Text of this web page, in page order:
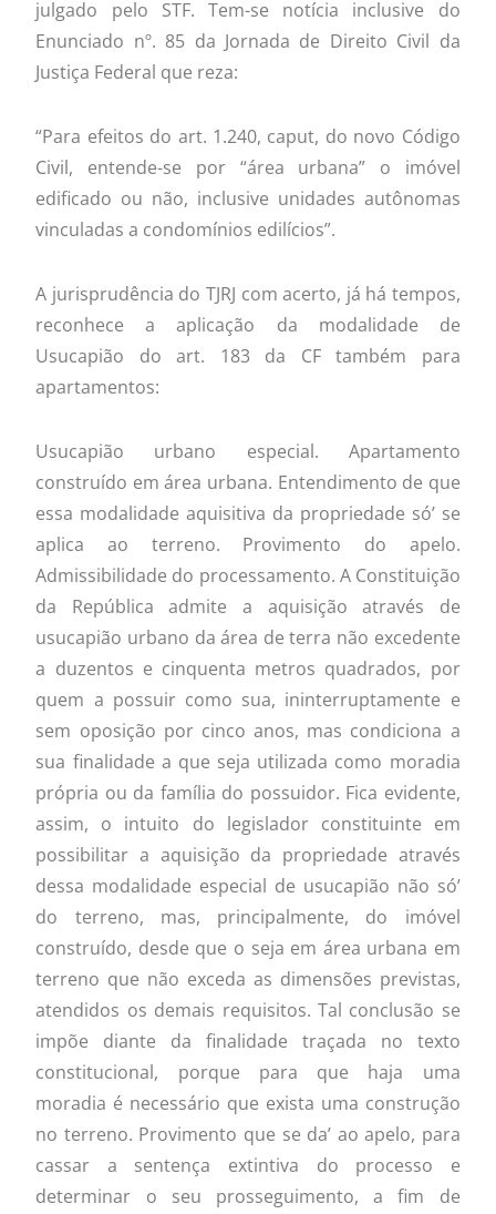
julgado pelo STF. Tem-se notícia inclusive do
Enunciado nº. 85 da Jornada de Direito Civil da
Justiça Federal que reza:
“Para efeitos do art. 1.240, caput, do novo Código
Civil, entende-se por “área urbana” o imóvel
edificado ou não, inclusive unidades autônomas
vinculadas a condomínios edilícios”.
A jurisprudência do TJRJ com acerto, já há tempos,
reconhece a aplicação da modalidade de
Usucapião do art. 183 da CF também para
apartamentos:
Usucapião urbano especial. Apartamento
construído em área urbana. Entendimento de que
essa modalidade aquisitiva da propriedade só’ se
aplica ao terreno. Provimento do apelo.
Admissibilidade do processamento. A Constituição
da República admite a aquisição através de
usucapião urbano da área de terra não excedente
a duzentos e cinquenta metros quadrados, por
quem a possuir como sua, ininterruptamente e
sem oposição por cinco anos, mas condiciona a
sua finalidade a que seja utilizada como moradia
própria ou da família do possuidor. Fica evidente,
assim, o intuito do legislador constituinte em
possibilitar a aquisição da propriedade através
dessa modalidade especial de usucapião não só’
do terreno, mas, principalmente, do imóvel
construído, desde que o seja em área urbana em
terreno que não exceda as dimensões previstas,
atendidos os demais requisitos. Tal conclusão se
impõe diante da finalidade traçada no texto
constitucional, porque para que haja uma
moradia é necessário que exista uma construção
no terreno. Provimento que se da’ ao apelo, para
cassar a sentença extintiva do processo e
determinar o seu prosseguimento, a fim de